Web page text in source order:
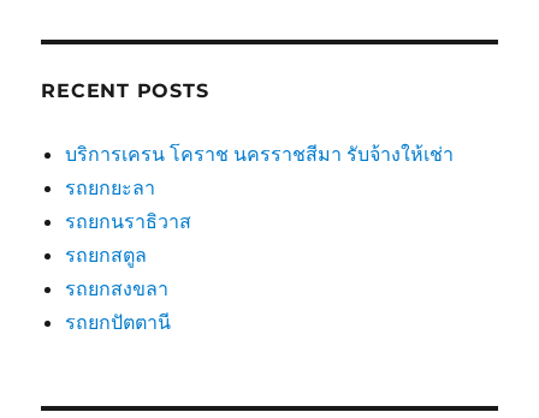
RECENT POSTS
บริการเครน โคราช นครราชสีมา รับจ้างให้เช่า
รถยกยะลา
รถยกนราธิวาส
รถยกสตูล
รถยกสงขลา
รถยกปัตตานี